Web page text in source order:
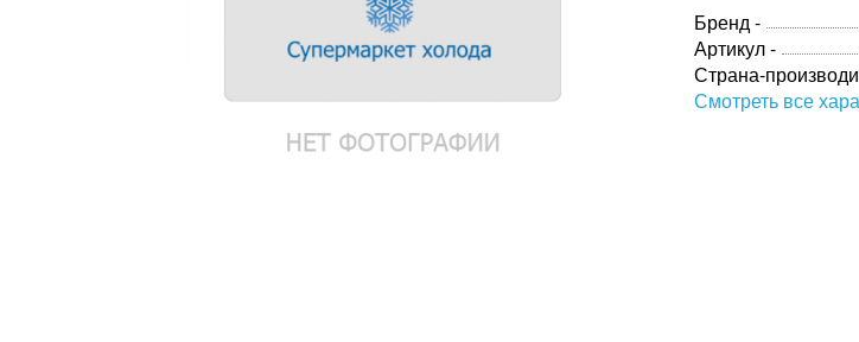
Бренд -
Артикул -
Страна-
Смотреть все